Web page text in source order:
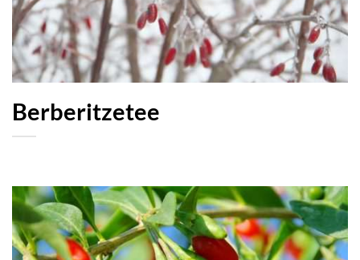
Berberitzetee